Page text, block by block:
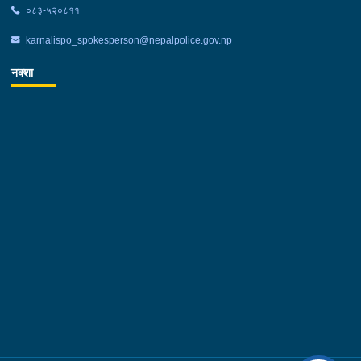
०८३-५२०८११
karnalispo_spokesperson@nepalpolice.gov.np
नक्शा